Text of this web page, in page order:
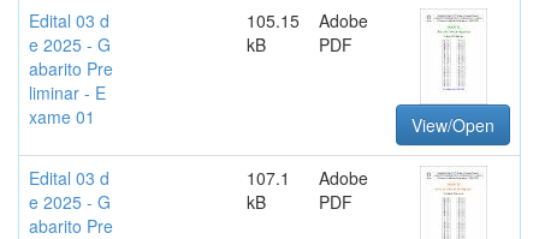
Edital 03 d
e 2025 - G
abarito Pre
liminar - E
xame 01
105.15
kB
Adobe
PDF
View/Open
Edital 03 d
e 2025 - G
abarito Pre
107.1
kB
Adobe
PDF